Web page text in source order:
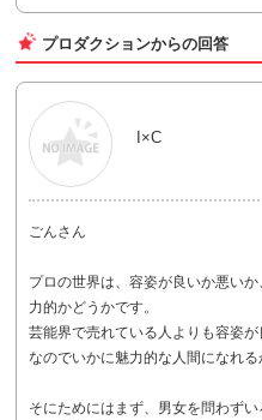
プロダクションからの回答
I×C
ごんさん
プロの世界は、容姿が良いか悪い
力的かどうかです。
芸能界で売れている人よりも容姿
なのでいかに魅力的な人間になれ
そにためにはまず、男女を問わず